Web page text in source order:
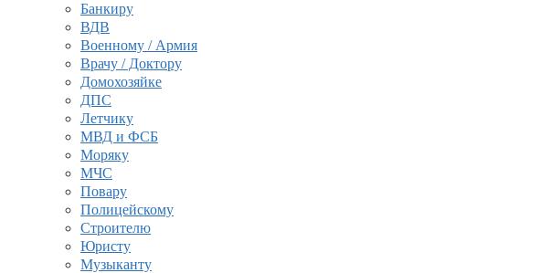
Банкиру
ВДВ
Военному / Армия
Врачу / Доктору
Домохозяйке
ДПС
Летчику
МВД и ФСБ
Моряку
МЧС
Повару
Полицейскому
Строителю
Юристу
Музыканту